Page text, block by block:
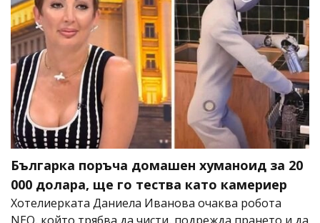
Българка поръча домашен хуманоид за 20
000 долара, ще го тества като камериер
Хотелиерката Даниела Иванова очаква робота